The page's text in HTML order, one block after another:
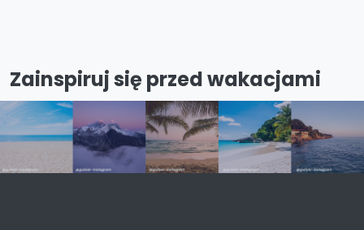
Zainspiruj się przed wakacjami